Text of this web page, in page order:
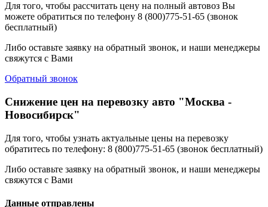
Для того, чтобы рассчитать цену на полный автовоз Вы
можете обратиться по телефону 8 (800)775-51-65 (звонок
бесплатный)
Либо оставьте заявку на обратный звонок, и наши менеджеры
свяжутся с Вами
Обратный звонок
Снижение цен на перевозку авто "Москва -
Новосибирск"
Для того, чтобы узнать актуальные цены на перевозку
обратитесь по телефону: 8 (800)775-51-65 (звонок бесплатный)
Либо оставьте заявку на обратный звонок, и наши менеджеры
свяжутся с Вами
Данные отправлены